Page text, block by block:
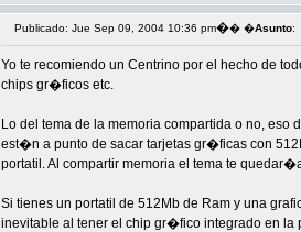
Publicado: Jue Sep 09, 2004 10:36 pm�� �Asunto:
Yo te recomiendo un Centrino por el hecho de
chips gr�ficos etc.
Lo del tema de la memoria compartida o no,
est�n a punto de sacar tarjetas gr�ficas con
portatil. Al compartir memoria el tema te
Si tienes un portatil de 512Mb de Ram y una
inevitable al tener el chip gr�fico integrado en la